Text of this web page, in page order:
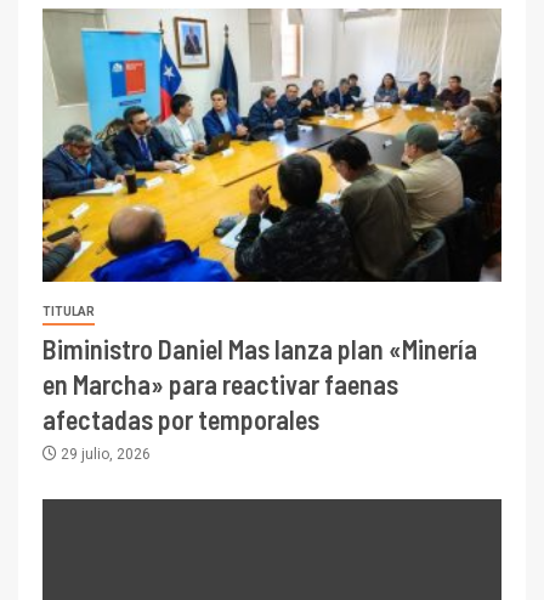
TITULAR
Biministro Daniel Mas lanza plan «Minería
en Marcha» para reactivar faenas
afectadas por temporales
29 julio, 2026